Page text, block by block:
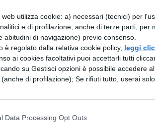
utilizza cookie: a) necessari (tecnici) per
e di profilazione, anche di terze parti, per
abitudini di navigazione) previo consenso.
è regolato dalla relativa cookie policy, leggi
ai cookies facoltativi puoi accettarli tutti
su Gestisci opzioni è possibile accedere
di profilazione); Se rifiuti tutto, userai
Data Processing Opt Outs
(Fallen in love, 2012)
in Italia